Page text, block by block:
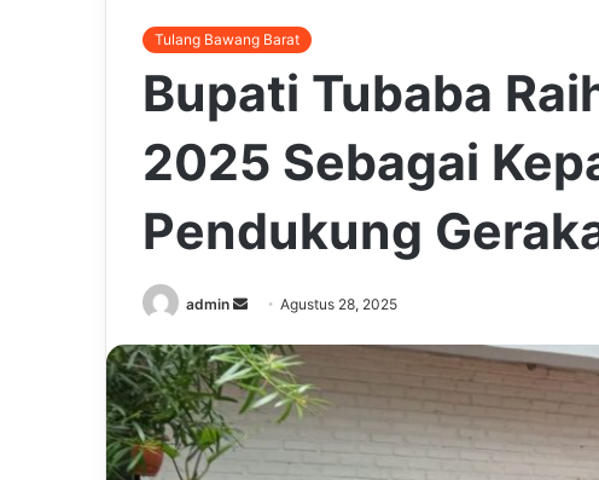
Tulang Bawang Barat
Bupati Tubaba
2025 Sebagai
Pendukung
admin
Send
email
Agustus 28, 2025